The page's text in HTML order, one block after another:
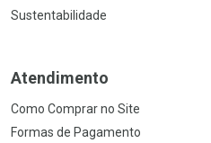
Sustentabilidade
Atendimento
Como Comprar no Site
Formas de Pagamento